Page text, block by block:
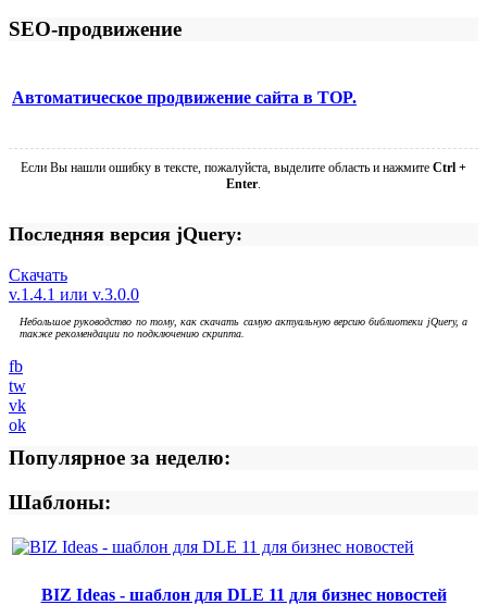
SEO-продвижение
Автоматическое продвижение сайта в TOP.
Если Вы нашли ошибку в тексте, пожалуйста, выделите область и нажмите Ctrl +
Enter.
Последняя версия jQuery:
Скачать
v.1.4.1 или v.3.0.0
Небольшое руководство по тому, как скачать самую актуальную версию библиотеки jQuery, а
также рекомендации по подключению скрипта.
fb
tw
vk
ok
Популярное за неделю:
Шаблоны:
BIZ Ideas - шаблон для DLE 11 для бизнес новостей